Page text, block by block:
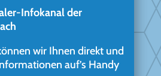
Infokanal der
wir Ihnen direkt und
auf’s Handy